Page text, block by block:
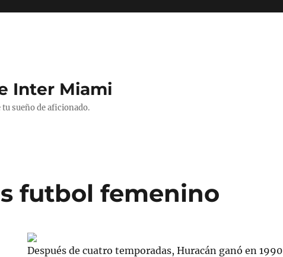
Inter Miami
sueño de aficionado.
futbol femenino
Después de cuatro temporadas, Huracán ganó en